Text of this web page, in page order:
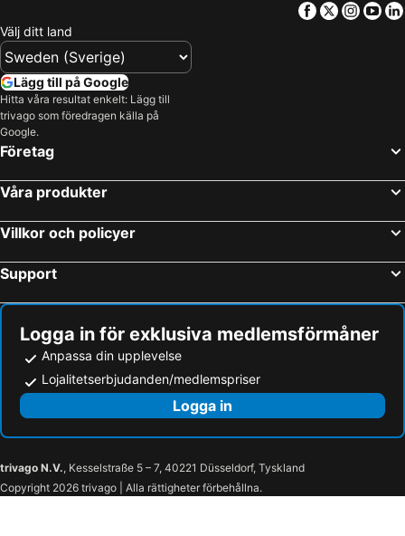
Facebook
Twitter
Välj ditt land
Lägg till på Google
Hitta våra resultat enkelt: Lägg till
trivago som föredragen källa på
Google.
Företag
Våra produkter
Villkor och policyer
Support
Logga in för exklusiva medlemsförmåner
Anpassa din upplevelse
Lojalitetserbjudanden/medlemspriser
Logga in
trivago N.V., Kesselstraße 5 – 7, 40221 Düsseldorf, Tyskland
Copyright 2026 trivago | Alla rättigheter förbehållna.